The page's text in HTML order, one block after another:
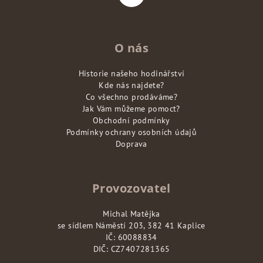
O nás
Historie našeho hodinářství
Kde nás najdete?
Co všechno prodáváme?
Jak Vám můžeme pomoct?
Obchodní podmínky
Podmínky ochrany osobních údajů
Doprava
Provozovatel
Michal Matějka
se sídlem Náměstí 203, 382 41 Kaplice
IČ: 60088834
DIČ: CZ7407281365